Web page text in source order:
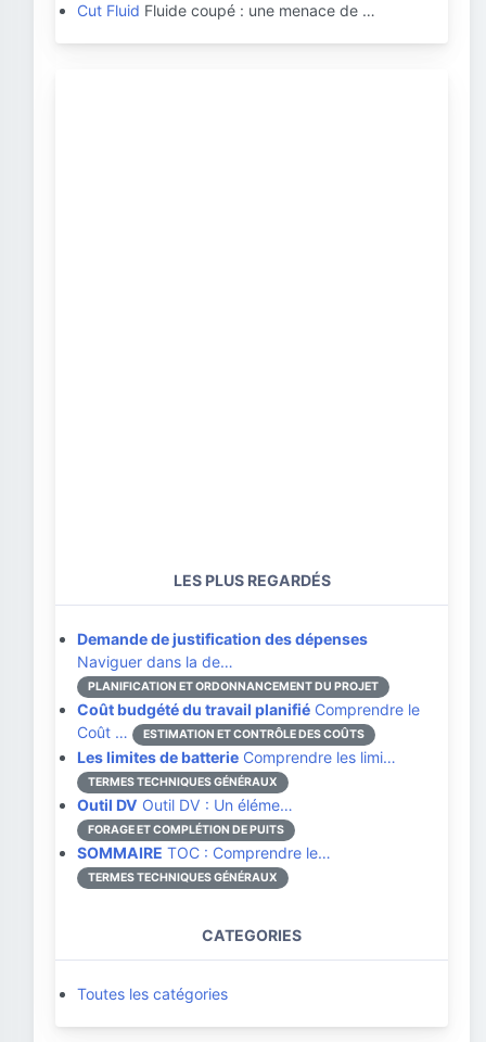
Cut Fluid Fluide coupé : une menace de …
LES PLUS REGARDÉS
Demande de justification des dépenses
Naviguer dans la de…
PLANIFICATION ET ORDONNANCEMENT DU PROJET
Coût budgété du travail planifié Comprendre le
Coût …
ESTIMATION ET CONTRÔLE DES COÛTS
Les limites de batterie Comprendre les limi…
TERMES TECHNIQUES GÉNÉRAUX
Outil DV Outil DV : Un éléme…
FORAGE ET COMPLÉTION DE PUITS
SOMMAIRE TOC : Comprendre le…
TERMES TECHNIQUES GÉNÉRAUX
CATEGORIES
Toutes les catégories